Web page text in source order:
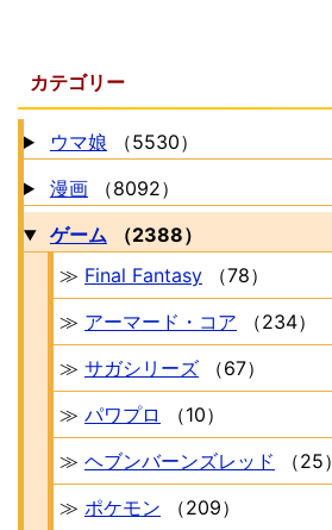
カテゴリー
ウマ娘
（5530）
漫画
（8092）
ゲーム
（2388）
≫ Final Fantasy
（78）
≫ アーマード・コア
（234）
≫ サガシリーズ
（67）
≫ パワプロ
（10）
≫ ヘブンバーンズレッド
（25）
≫ ポケモン
（209）